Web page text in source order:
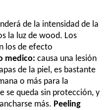
de la intensidad de la
la luz de wood. Los
los de efecto
medico: causa una lesión
de la piel, es bastante
o más para la
se queda sin protección, y
más. Peeling